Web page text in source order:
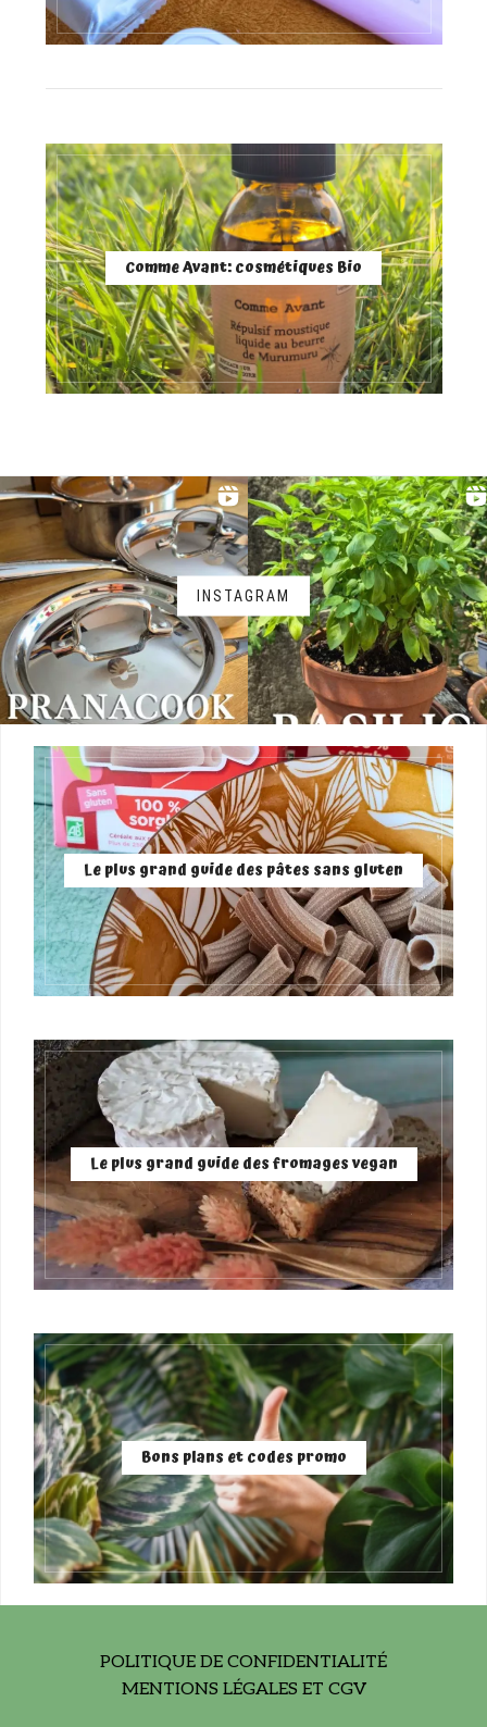
Comme Avant: cosmétiques Bio
INSTAGRAM
Le plus grand guide des pâtes sans gluten
Le plus grand guide des fromages vegan
Bons plans et codes promo
POLITIQUE DE CONFIDENTIALITÉ
MENTIONS LÉGALES ET CGV